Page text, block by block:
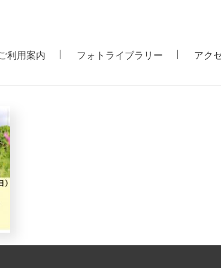
利用案内 フォトライブラリー アク